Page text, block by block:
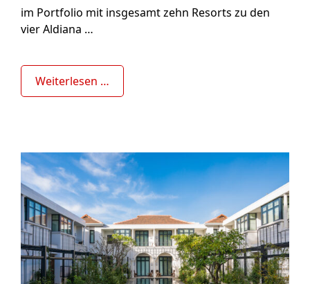
im Portfolio mit insgesamt zehn Resorts zu den
vier Aldiana …
Weiterlesen …